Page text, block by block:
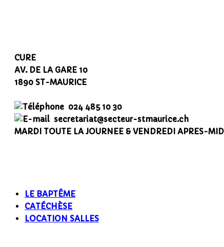
CURE
AV. DE LA GARE 10
1890 ST-MAURICE
024 485 10 30
secretariat@secteur-stmaurice.ch
MARDI TOUTE LA JOURNEE & VENDREDI APRES-
LE BAPTÊME
CATÉCHÈSE
LOCATION SALLES